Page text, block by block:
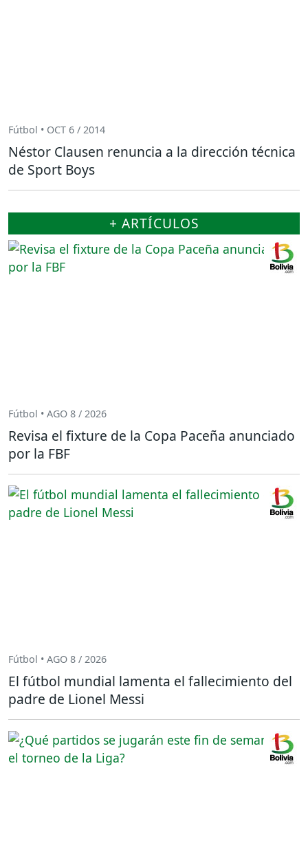
Fútbol • OCT 6 / 2014
Néstor Clausen renuncia a la dirección técnica
de Sport Boys
+ ARTÍCULOS
Fútbol • AGO 8 / 2026
Revisa el fixture de la Copa Paceña anunciado
por la FBF
Fútbol • AGO 8 / 2026
El fútbol mundial lamenta el fallecimiento del
padre de Lionel Messi